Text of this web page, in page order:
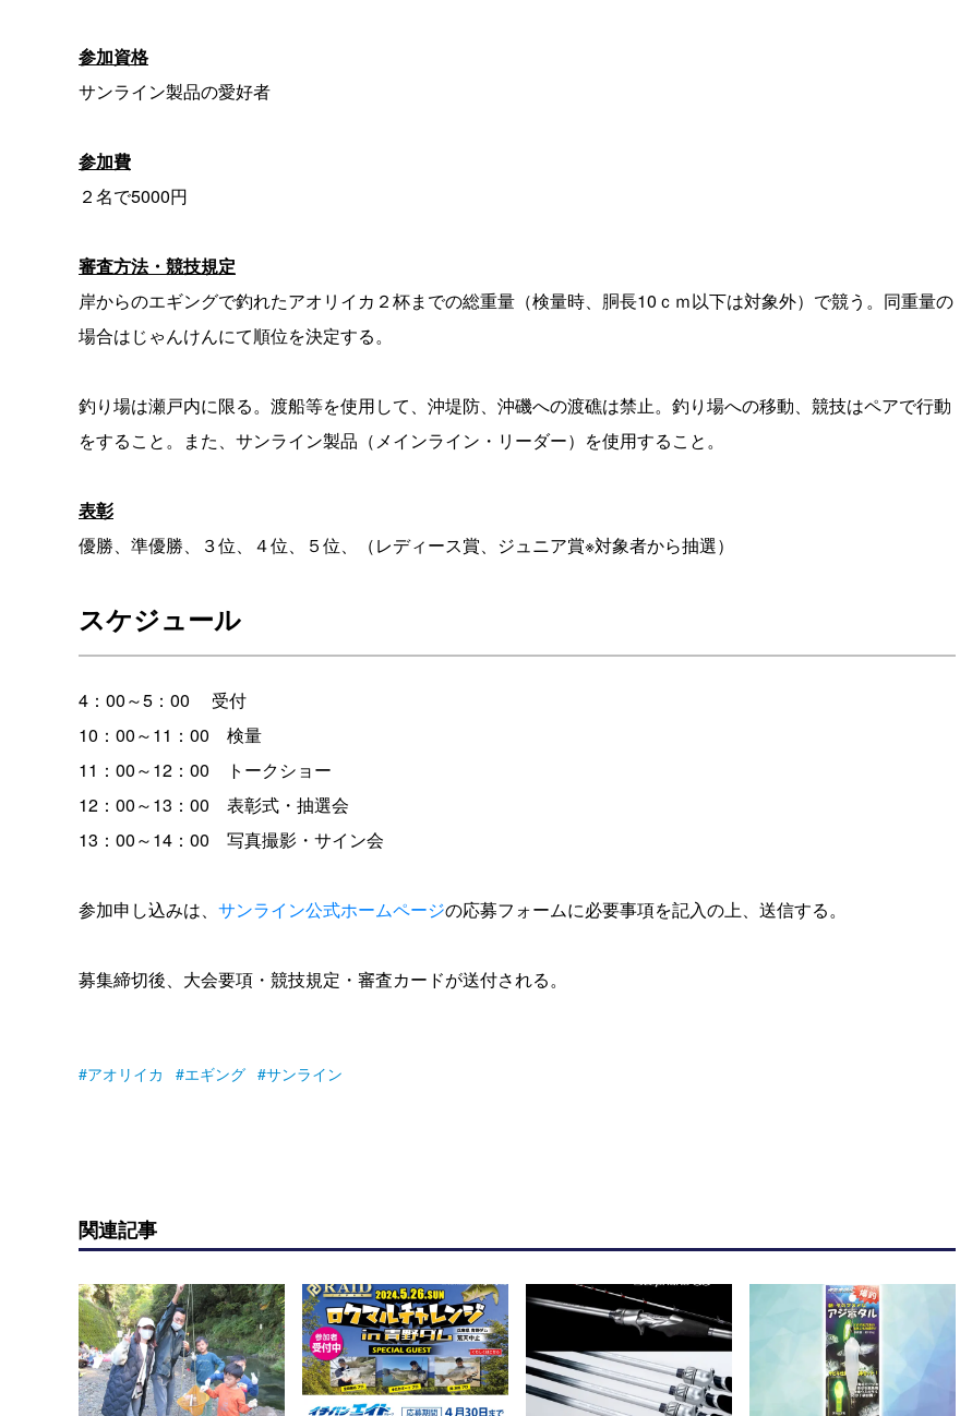
参加資格
サンライン製品の愛好者
参加費
２名で5000円
審査方法・競技規定
岸からのエギングで釣れたアオリイカ２杯までの総重量（検量時、胴長10ｃｍ以下は対象外）で競う。同重量の
場合はじゃんけんにて順位を決定する。
釣り場は瀬戸内に限る。渡船等を使用して、沖堤防、沖磯への渡礁は禁止。釣り場への移動、競技はペアで行動
をすること。また、サンライン製品（メインライン・リーダー）を使用すること。
表彰
優勝、準優勝、３位、４位、５位、（レディース賞、ジュニア賞※対象者から抽選）
スケジュール
4：00～5：00 受付
10：00～11：00 検量
11：00～12：00 トークショー
12：00～13：00 表彰式・抽選会
13：00～14：00 写真撮影・サイン会
参加申し込みは、 サンライン公式ホームページの応募フォームに必要事項を記入の上、送信する。
募集締切後、大会要項・競技規定・審査カードが送付される。
アオリイカ エギング サンライン
関連記事